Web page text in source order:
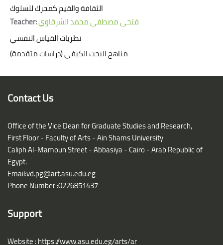
الثقافة والقيم كمحرك للسلوك
Teacher:فتحى مصطفى محمد الشرقاوي
نظريات القياس النفسي
مناهج البحث الكيفي (دراسات متقدمة)
Blocks
Contact Us
Office of the Vice Dean for Graduate Studies and Research,
First Floor - Faculty of Arts - Ain Shams University
Caliph Al-Mamoun Street - Abbasiya - Cairo - Arab Republic of
Egypt.
Email:vd.pg@art.asu.edu.eg
Phone Number :0226851437
Support
Website :https://www.asu.edu.eg/arts/ar